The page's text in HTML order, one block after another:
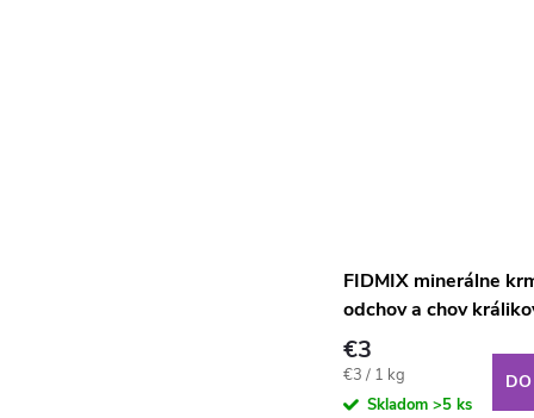
FIDMIX minerálne
odchov a chov
€3
Jednotková
cena:
€3 / 1 kg
Skladom >5 ks